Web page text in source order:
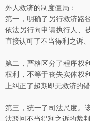
外人救济的制度僵局：
第一，明确了另行救济路
依法另行向申请执行人、
直接认可了不当得利之诉
第二，严格区分了程序权
权利，不等于丧失实体权
上纠正了超期即无救济的
第三，统一了司法尺度。
法驳回不当得利之诉的裁